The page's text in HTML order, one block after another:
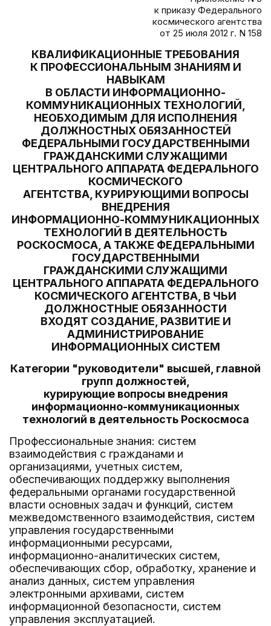
к приказу Федерального
космического агентства
от 25 июля 2012 г. N 158
КВАЛИФИКАЦИОННЫЕ ТРЕБОВАНИЯ
К ПРОФЕССИОНАЛЬНЫМ ЗНАНИЯМ И
НАВЫКАМ
В ОБЛАСТИ ИНФОРМАЦИОННО-
КОММУНИКАЦИОННЫХ ТЕХНОЛОГИЙ,
НЕОБХОДИМЫМ ДЛЯ ИСПОЛНЕНИЯ
ДОЛЖНОСТНЫХ ОБЯЗАННОСТЕЙ
ФЕДЕРАЛЬНЫМИ ГОСУДАРСТВЕННЫМИ
ГРАЖДАНСКИМИ СЛУЖАЩИМИ
ЦЕНТРАЛЬНОГО АППАРАТА ФЕДЕРАЛЬНОГО
КОСМИЧЕСКОГО
АГЕНТСТВА, КУРИРУЮЩИМИ ВОПРОСЫ
ВНЕДРЕНИЯ
ИНФОРМАЦИОННО-КОММУНИКАЦИОННЫХ
ТЕХНОЛОГИЙ В ДЕЯТЕЛЬНОСТЬ
РОСКОСМОСА, А ТАКЖЕ ФЕДЕРАЛЬНЫМИ
ГОСУДАРСТВЕННЫМИ
ГРАЖДАНСКИМИ СЛУЖАЩИМИ
ЦЕНТРАЛЬНОГО АППАРАТА ФЕДЕРАЛЬНОГО
КОСМИЧЕСКОГО АГЕНТСТВА, В ЧЬИ
ДОЛЖНОСТНЫЕ ОБЯЗАННОСТИ
ВХОДЯТ СОЗДАНИЕ, РАЗВИТИЕ И
АДМИНИСТРИРОВАНИЕ
ИНФОРМАЦИОННЫХ СИСТЕМ
Категории "руководители" высшей, главной
групп должностей,
курирующие вопросы внедрения
информационно-коммуникационных
технологий в деятельность Роскосмоса
Профессиональные знания: систем
взаимодействия с гражданами и
организациями, учетных систем,
обеспечивающих поддержку выполнения
федеральными органами государственной
власти основных задач и функций, систем
межведомственного взаимодействия, систем
управления государственными
информационными ресурсами,
информационно-аналитических систем,
обеспечивающих сбор, обработку, хранение и
анализ данных, систем управления
электронными архивами, систем
информационной безопасности, систем
управления эксплуатацией.